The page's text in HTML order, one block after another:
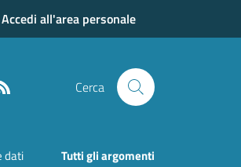
Accedi all'area personale
Cerca
dati Tutti gli argomenti